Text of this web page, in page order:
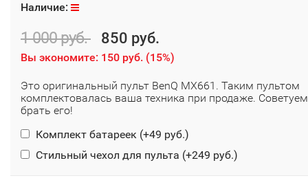
Наличие:
1 000 руб. 850 руб.
Вы экономите: 150 руб. (15%)
Это оригинальный пульт BenQ MX661. Таким пультом
комплектовалась ваша техника при продаже. Советуем
брать его!
Комплект батареек (+49 руб.)
Стильный чехол для пульта (+249 руб.)